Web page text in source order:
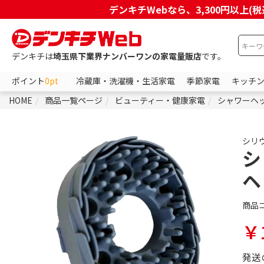
デンキチWebなら、3,300円以上(
デンキチは埼玉県下業界ナンバーワンの家電量販店です。
ポイント0pt 冷蔵庫・洗濯機・生活家電 季節家電
キッチ
HOME
商品一覧ページ ビューティー・健康家電 シャワーヘ
シリ
商品
発送